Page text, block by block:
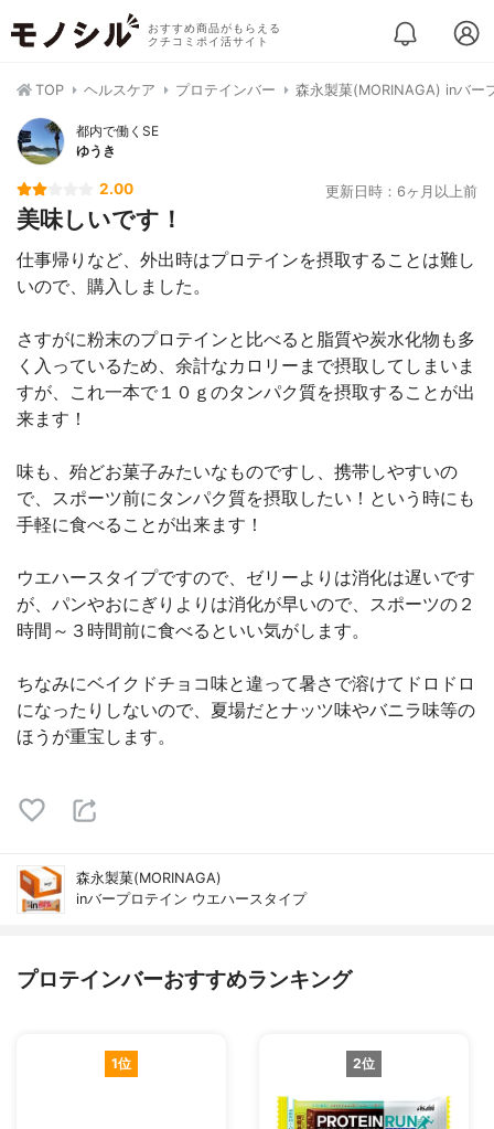
おすすめ商品がもらえる
クチコミポイ活サイト
TOP ヘルスケア プロテインバー 森永製菓(MORINAGA) inバー
都内で働くSE
ゆうき
2.00 更新日時：6ヶ月以上前
美味しいです！
仕事帰りなど、外出時はプロテインを摂取することは難し
いので、購入しました。
さすがに粉末のプロテインと比べると脂質や炭水化物も多
く入っているため、余計なカロリーまで摂取してしまいま
すが、これ一本で１０ｇのタンパク質を摂取することが出
来ます！
味も、殆どお菓子みたいなものですし、携帯しやすいの
で、スポーツ前にタンパク質を摂取したい！という時にも
手軽に食べることが出来ます！
ウエハースタイプですので、ゼリーよりは消化は遅いです
が、パンやおにぎりよりは消化が早いので、スポーツの２
時間～３時間前に食べるといい気がします。
ちなみにベイクドチョコ味と違って暑さで溶けてドロドロ
になったりしないので、夏場だとナッツ味やバニラ味等の
ほうが重宝します。
森永製菓(MORINAGA)
inバープロテイン ウエハースタイプ
プロテインバーおすすめランキング
1位 2位